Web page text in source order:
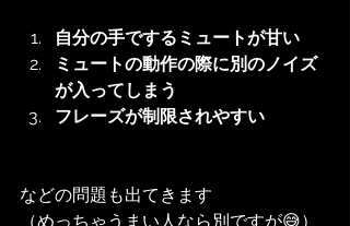
自分の手でするミュートが甘い
ミュートの動作の際に別のノイズ
が入ってしまう
フレーズが制限されやすい
などの問題も出てきます
（めっちゃうまい人なら別ですが😅）